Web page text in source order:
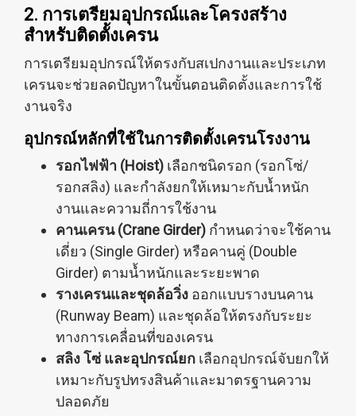
2. การเตรียมอุปกรณ์และโครงสร้าง
สำหรับติดตั้งเครน
การเตรียมอุปกรณ์ให้ตรงกับสเปกงานและประเภท
เครนจะช่วยลดปัญหาในขั้นตอนติดตั้งและการใช้
งานจริง
อุปกรณ์หลักที่ใช้ในการติดตั้งเครนโรงงาน
รอกไฟฟ้า (Hoist) เลือกชนิดรอก (รอกโซ่/
รอกสลิง) และกำลังยกให้เหมาะกับน้ำหนัก
งานและความถี่การใช้งาน
คานเครน (Crane Girder) กำหนดว่าจะใช้คาน
เดี่ยว (Single Girder) หรือคานคู่ (Double
Girder) ตามน้ำหนักและระยะพาด
รางเครนและชุดล้อวิ่ง ออกแบบรางบนคาน
(Runway Beam) และชุดล้อให้ตรงกับระยะ
ทางการเคลื่อนที่ของเครน
สลิง โซ่ และอุปกรณ์ยก เลือกอุปกรณ์จับยกให้
เหมาะกับรูปทรงสินค้าและมาตรฐานความ
ปลอดภัย